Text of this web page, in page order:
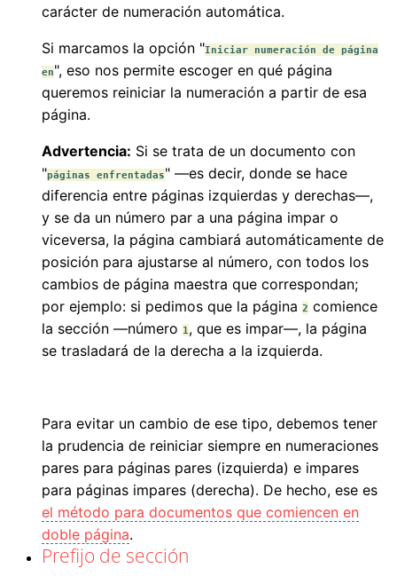
carácter de numeración automática.
Si marcamos la opción "Iniciar numeración de página
en", eso nos permite escoger en qué página
queremos reiniciar la numeración a partir de esa
página.
Advertencia: Si se trata de un documento con
"páginas enfrentadas" —es decir, donde se hace
diferencia entre páginas izquierdas y derechas—,
y se da un número par a una página impar o
viceversa, la página cambiará automáticamente de
posición para ajustarse al número, con todos los
cambios de página maestra que correspondan;
por ejemplo: si pedimos que la página 2 comience
la sección —número 1, que es impar—, la página
se trasladará de la derecha a la izquierda.
Para evitar un cambio de ese tipo, debemos tener
la prudencia de reiniciar siempre en numeraciones
pares para páginas pares (izquierda) e impares
para páginas impares (derecha). De hecho, ese es
el método para documentos que comiencen en
doble página.
Prefijo de sección